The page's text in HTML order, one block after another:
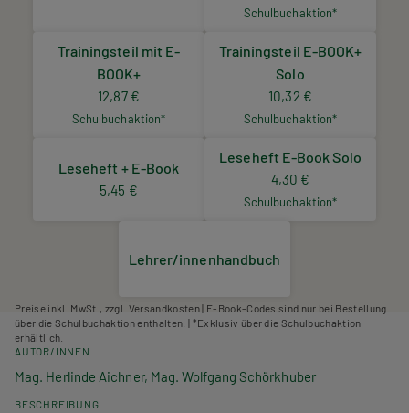
Schulbuchaktion*
Trainingsteil mit E-
BOOK+
12,87 €
Schulbuchaktion*
Trainingsteil E-BOOK+
Solo
10,32 €
Schulbuchaktion*
Leseheft + E-Book
5,45 €
Leseheft E-Book Solo
4,30 €
Schulbuchaktion*
Lehrer/innenhandbuch
Preise inkl. MwSt., zzgl. Versandkosten | E-Book-Codes sind nur bei Bestellung
über die Schulbuchaktion enthalten. | *Exklusiv über die Schulbuchaktion
erhältlich.
AUTOR/INNEN
Mag. Herlinde Aichner, Mag. Wolfgang Schörkhuber
BESCHREIBUNG